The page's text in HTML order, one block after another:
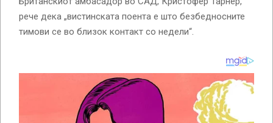
рече дека „вистинската поента е што безбедносните
тимови се во близок контакт со недели“.